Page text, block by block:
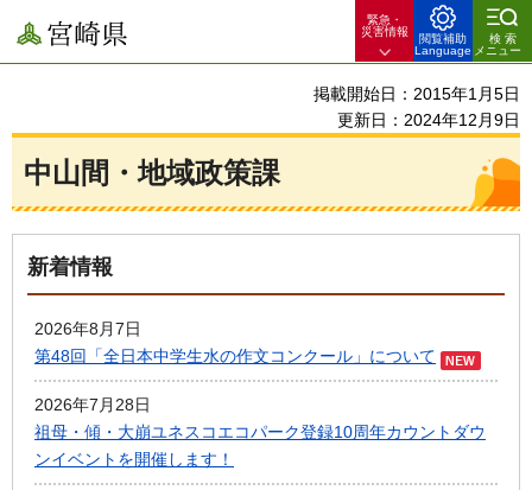
宮崎県
緊急・
災害情報
閲覧補助
Language
検索
メニュー
掲載開始日：2015年1月5日
更新日：2024年12月9日
中山間・地域政策課
新着情報
2026年8月7日
第48回「全日本中学生水の作文コンクール」について
2026年7月28日
祖母・傾・大崩ユネスコエコパーク登録10周年カウントダウ
ンイベントを開催します！